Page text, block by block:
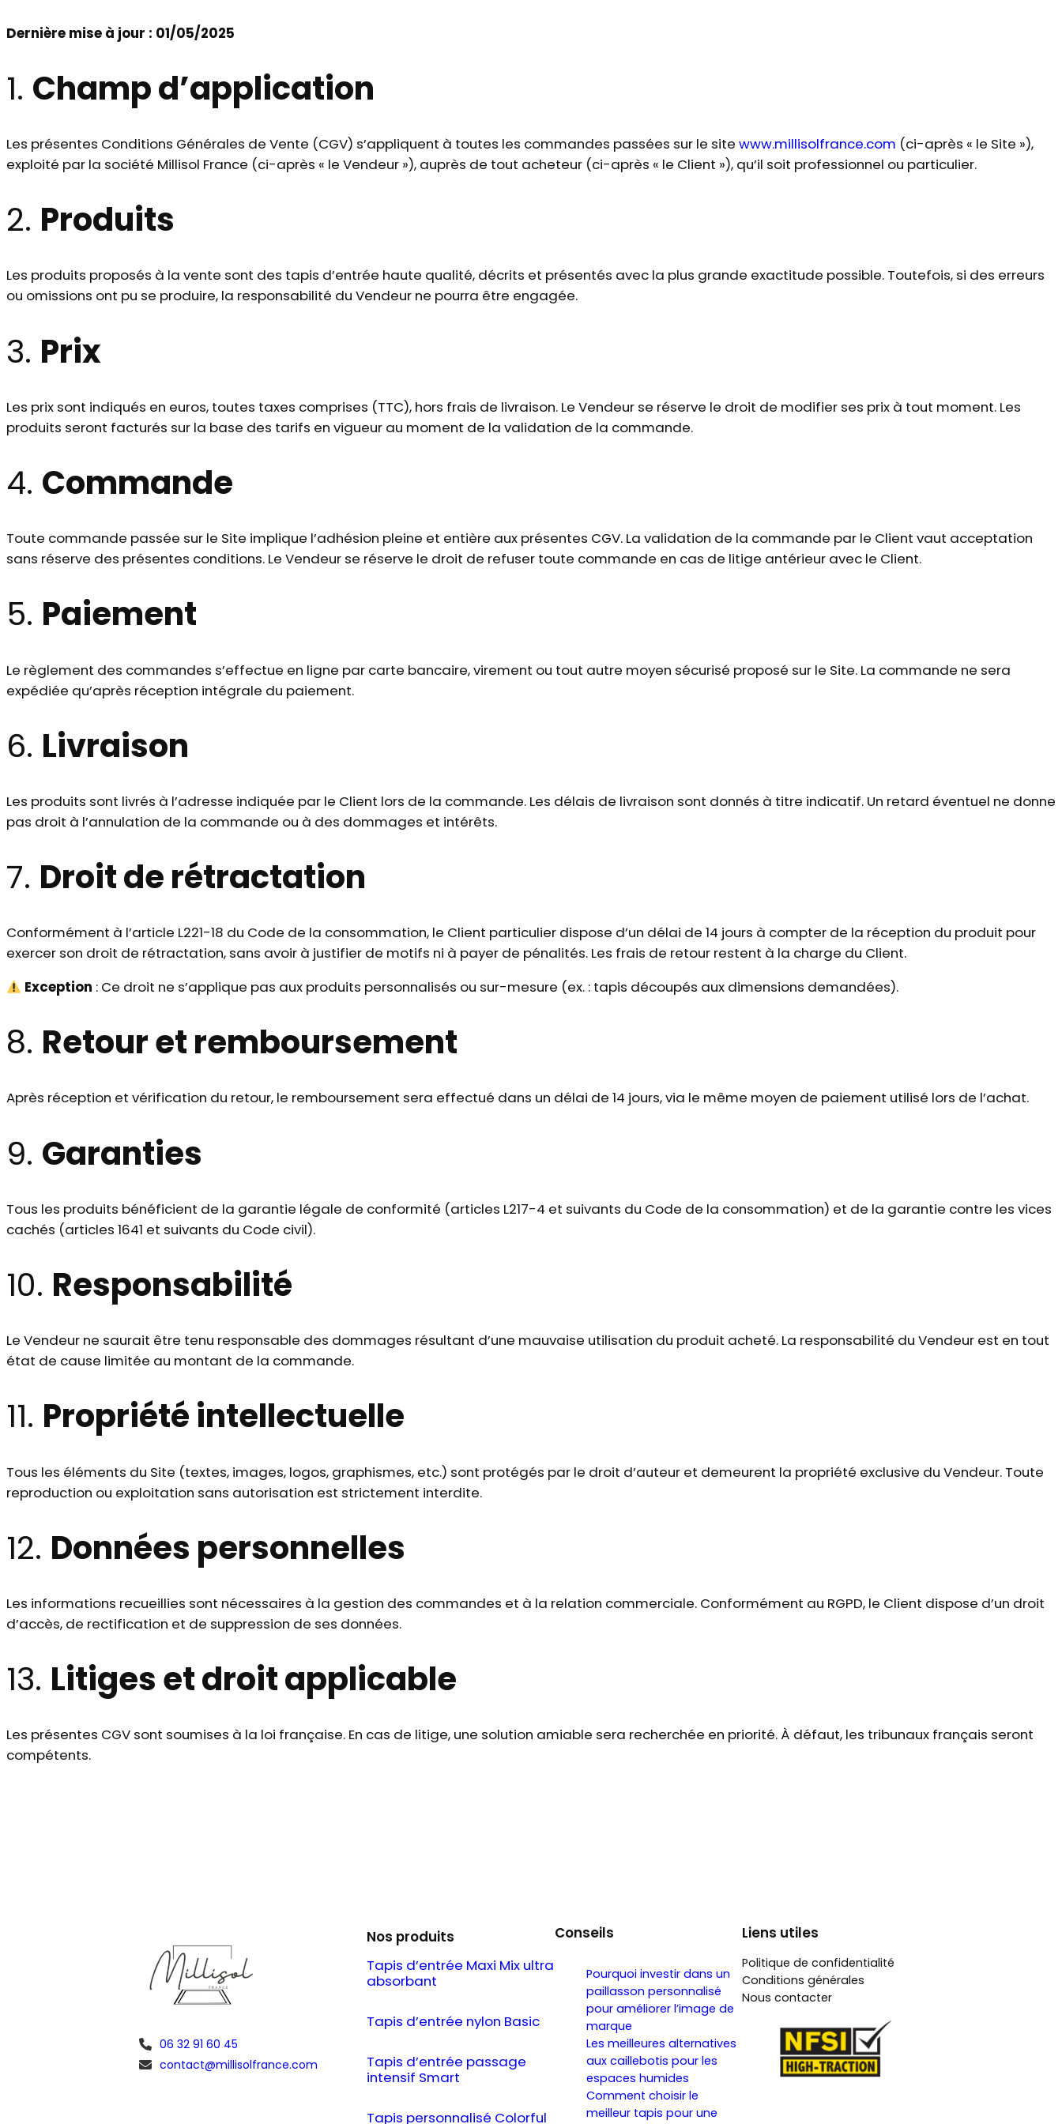
Dernière mise à jour : 01/05/2025
1. Champ d’application
Les présentes Conditions Générales de Vente (CGV) s’appliquent à toutes les commandes passées sur le site www.millisolfrance.com (ci-après « le Site »),
exploité par la société Millisol France (ci-après « le Vendeur »), auprès de tout acheteur (ci-après « le Client »), qu’il soit professionnel ou particulier.
2. Produits
Les produits proposés à la vente sont des tapis d’entrée haute qualité, décrits et présentés avec la plus grande exactitude possible. Toutefois, si des erreurs
ou omissions ont pu se produire, la responsabilité du Vendeur ne pourra être engagée.
3. Prix
Les prix sont indiqués en euros, toutes taxes comprises (TTC), hors frais de livraison. Le Vendeur se réserve le droit de modifier ses prix à tout moment. Les
produits seront facturés sur la base des tarifs en vigueur au moment de la validation de la commande.
4. Commande
Toute commande passée sur le Site implique l’adhésion pleine et entière aux présentes CGV. La validation de la commande par le Client vaut acceptation
sans réserve des présentes conditions. Le Vendeur se réserve le droit de refuser toute commande en cas de litige antérieur avec le Client.
5. Paiement
Le règlement des commandes s’effectue en ligne par carte bancaire, virement ou tout autre moyen sécurisé proposé sur le Site. La commande ne sera
expédiée qu’après réception intégrale du paiement.
6. Livraison
Les produits sont livrés à l’adresse indiquée par le Client lors de la commande. Les délais de livraison sont donnés à titre indicatif. Un retard éventuel ne donne
pas droit à l’annulation de la commande ou à des dommages et intérêts.
7. Droit de rétractation
Conformément à l’article L221-18 du Code de la consommation, le Client particulier dispose d’un délai de 14 jours à compter de la réception du produit pour
exercer son droit de rétractation, sans avoir à justifier de motifs ni à payer de pénalités. Les frais de retour restent à la charge du Client.
Exception : Ce droit ne s’applique pas aux produits personnalisés ou sur-mesure (ex. : tapis découpés aux dimensions demandées).
8. Retour et remboursement
Après réception et vérification du retour, le remboursement sera effectué dans un délai de 14 jours, via le même moyen de paiement utilisé lors de l’achat.
9. Garanties
Tous les produits bénéficient de la garantie légale de conformité (articles L217-4 et suivants du Code de la consommation) et de la garantie contre les vices
cachés (articles 1641 et suivants du Code civil).
10. Responsabilité
Le Vendeur ne saurait être tenu responsable des dommages résultant d’une mauvaise utilisation du produit acheté. La responsabilité du Vendeur est en tout
état de cause limitée au montant de la commande.
11. Propriété intellectuelle
Tous les éléments du Site (textes, images, logos, graphismes, etc.) sont protégés par le droit d’auteur et demeurent la propriété exclusive du Vendeur. Toute
reproduction ou exploitation sans autorisation est strictement interdite.
12. Données personnelles
Les informations recueillies sont nécessaires à la gestion des commandes et à la relation commerciale. Conformément au RGPD, le Client dispose d’un droit
d’accès, de rectification et de suppression de ses données.
13. Litiges et droit applicable
Les présentes CGV sont soumises à la loi française. En cas de litige, une solution amiable sera recherchée en priorité. À défaut, les tribunaux français seront
compétents.
06 32 91 60 45
contact@millisolfrance.com
Nos produits
Tapis d’entrée Maxi Mix ultra
absorbant
Tapis d’entrée nylon Basic
Tapis d’entrée passage
intensif Smart
Tapis personnalisé Colorful
Conseils
Pourquoi investir dans un
paillasson personnalisé
pour améliorer l’image de
marque
Les meilleures alternatives
aux caillebotis pour les
espaces humides
Comment choisir le
meilleur tapis pour une
Liens utiles
Politique de confidentialité
Conditions générales
Nous contacter